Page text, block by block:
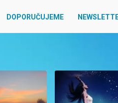
DOPORUČUJEME